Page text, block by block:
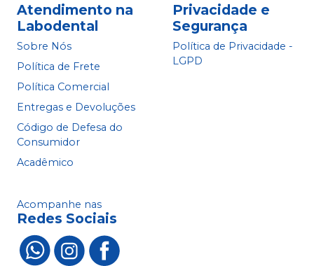
Atendimento na
Labodental
Sobre Nós
Política de Frete
Política Comercial
Entregas e Devoluções
Código de Defesa do
Consumidor
Acadêmico
Privacidade e
Segurança
Política de Privacidade -
LGPD
Acompanhe nas
Redes Sociais